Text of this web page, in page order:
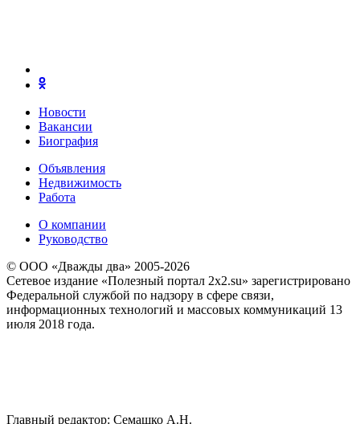
Новости
Вакансии
Биография
Объявления
Недвижимость
Работа
О компании
Руководство
© ООО «Дважды два» 2005-2026
Сетевое издание «Полезный портал 2x2.su» зарегистрировано
Федеральной службой по надзору в сфере связи,
информационных технологий и массовых коммуникаций 13
июля 2018 года.
Главный редактор: Семашко А.Н.